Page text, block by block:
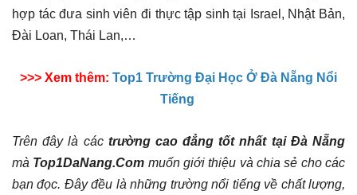
hợp tác đưa sinh viên đi thực tập sinh tại Israel, Nhật Bản,
Đài Loan, Thái Lan,…
>>> Xem thêm: Top1 Trường Đại Học Ở Đà Nẵng Nổi
Tiếng
Trên đây là các trường cao đẳng tốt nhất tại Đà Nẵng
mà Top1DaNang.Com muốn giới thiệu và chia sẻ cho các
bạn đọc. Đây đều là những trường nổi tiếng về chất lượng,